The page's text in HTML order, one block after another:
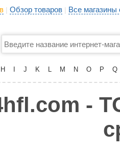
| Обзор товаров | Все
H J K L M N O P Q
-